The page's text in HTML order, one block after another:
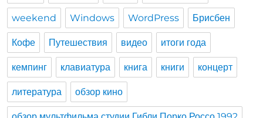
weekend Windows WordPress Брисбен
Кофе Путешествия видео итоги года
кемпинг клавиатура книга книги концерт
литература обзор кино